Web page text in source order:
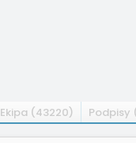
Ekipa (43220) Podpisy